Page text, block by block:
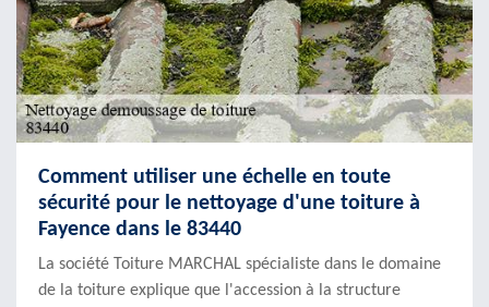
Comment utiliser une échelle en toute
sécurité pour le nettoyage d'une toiture à
Fayence dans le 83440
La société Toiture MARCHAL spécialiste dans le domaine
de la toiture explique que l'accession à la structure